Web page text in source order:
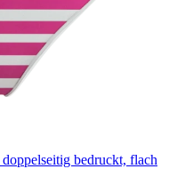
bedruckt, flach